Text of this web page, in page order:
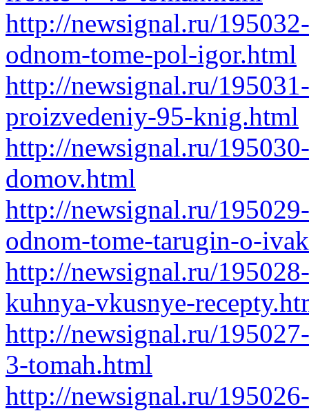
http://newsignal.ru/
odnom-tome-pol-igor.html
http://newsignal.ru/
proizvedeniy-95-knig.html
http://newsignal.ru/
domov.html
http://newsignal.ru/
odnom-tome-tarugin-o-
http://newsignal.ru/
kuhnya-vkusnye-
http://newsignal.ru/
3-tomah.html
http://newsignal.ru/